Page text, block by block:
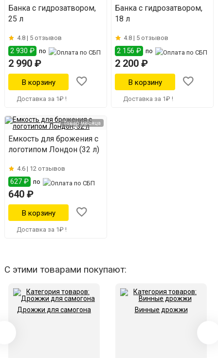
Банка с гидрозатвором,
25 л
4.8 | 5 отзывов
2 930 ₽ по
2 990 ₽
Доставка за 1₽ !
Банка с гидрозатвором,
18 л
4.8 | 5 отзывов
2 156 ₽ по
2 200 ₽
Доставка за 1₽ !
Товар месяца
Емкость для брожения с
логотипом Лондон (32 л)
4.6 | 12 отзывов
627 ₽ по
640 ₽
Доставка за 1₽ !
С этими товарами покупают:
Дрожжи для самогона Винные дрожжи